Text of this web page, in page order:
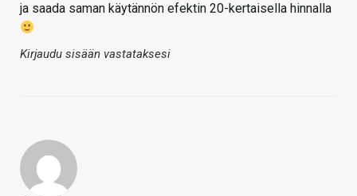
ja saada saman käytännön efektin 20-kertaisella hinnalla
Kirjaudu sisään vastataksesi